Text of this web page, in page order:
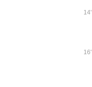
14'
16'